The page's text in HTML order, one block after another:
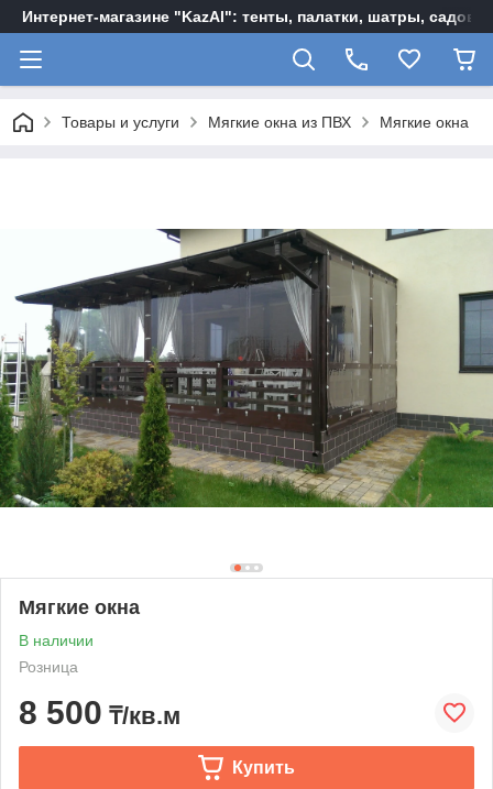
Интернет-магазине "KazAl": тенты, палатки, шатры,
Товары и услуги Мягкие окна из ПВХ Мягкие окна
Мягкие окна
В наличии
Розница
8 500 ₸/кв.м
Купить